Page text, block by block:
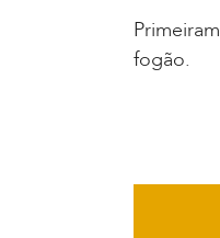
fogão.